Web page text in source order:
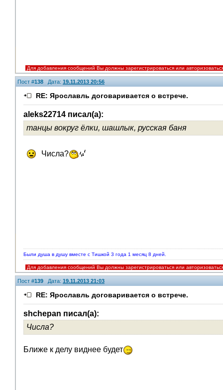
Для добавления сообщений Вы должны зарегистрироваться или
Пост #138 Дата: 19.11.2013 20:56
RE: Ярославль договаривается о встрече.
aleks22714 писал(а):
танцы вокруг ёлки, шашлык, русская баня
Числа?
Были душа в душу вместе с Тишкой 3 года 1 месяц 8 дней.
Для добавления сообщений Вы должны зарегистрироваться или
Пост #139 Дата: 19.11.2013 21:03
RE: Ярославль договаривается о встрече.
shchepan писал(а):
Числа?
Ближе к делу виднее будет